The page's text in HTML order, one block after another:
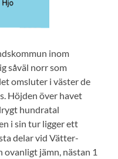
inom
såväl norr som
omsluter i väster de
Höjden över havet
hundratal
i sin tur ligger ett
delar vid Vätter-
ovanligt jämn, nästan 1